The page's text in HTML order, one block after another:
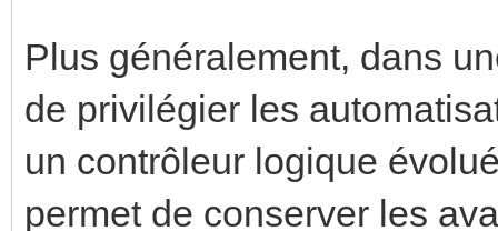
Plus généralement, dans
de privilégier les
un contrôleur logique
permet de conserver les